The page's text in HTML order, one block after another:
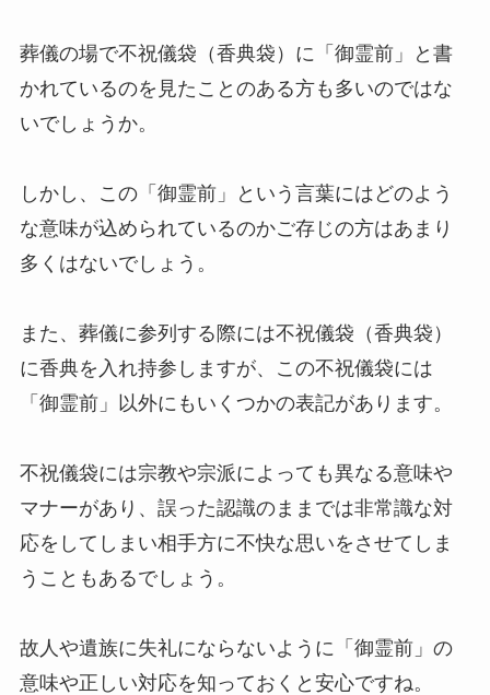
葬儀の場で不祝儀袋（香典袋）に「御霊前」と書
かれているのを見たことのある方も多いのではな
いでしょうか。
しかし、この「御霊前」という言葉にはどのよう
な意味が込められているのかご存じの方はあまり
多くはないでしょう。
また、葬儀に参列する際には不祝儀袋（香典袋）
に香典を入れ持参しますが、この不祝儀袋には
「御霊前」以外にもいくつかの表記があります。
不祝儀袋には宗教や宗派によっても異なる意味や
マナーがあり、誤った認識のままでは非常識な対
応をしてしまい相手方に不快な思いをさせてしま
うこともあるでしょう。
故人や遺族に失礼にならないように「御霊前」の
意味や正しい対応を知っておくと安心ですね。